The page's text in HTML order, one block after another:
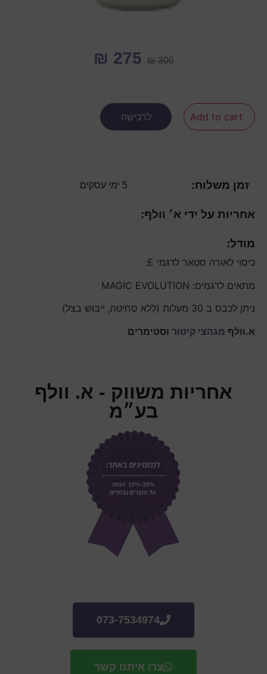
זמן משלוח: 5 ימי עסקים
אחריות על ידי א׳ וולף:
מודל:
כיסוי לאורה סטאר לדגמי E:
מתאים לדגמים: MAGIC EVOLUTION
ניתן לכבס ב 30 מעלות (ללא סחיטה, ייבוש בצל)
א.וולף מגהצי קיטור וסטימרים
אחריות משווק - א. וולף
בע״מ
073-7534974
צרו איתנו קשר
₪300
₪ 275
Add to cart לרכישה